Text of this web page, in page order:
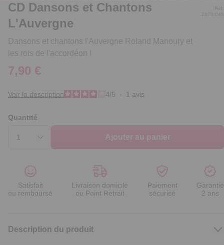
CD Dansons et Chantons
L'Auvergne
Dansons et chantons l'Auvergne Roland Manoury et
les rois de l'accordéon !
Réf.
2670.040
7,90 €
Voir la description 4/5 - 1 avis
Quantité
Ajouter au panier
Satisfait
ou remboursé
Livraison domicile
ou Point Retrait
Paiement
sécurisé
Garantie
2 ans
Description du produit